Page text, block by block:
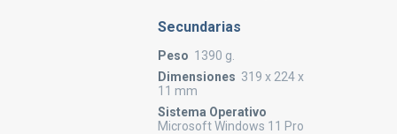
Secundarias
Peso 1390 g.
Dimensiones 319 x 224 x
11 mm
Sistema Operativo
Microsoft Windows 11 Pro